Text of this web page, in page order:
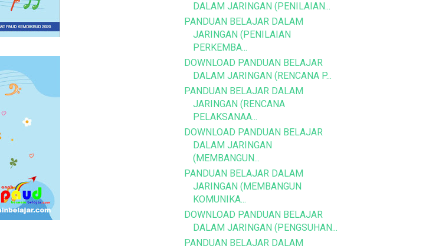
DALAM JARINGAN (PENILAIAN...
PANDUAN BELAJAR DALAM
JARINGAN (PENILAIAN
PERKEMBA...
DOWNLOAD PANDUAN BELAJAR
DALAM JARINGAN (RENCANA P...
PANDUAN BELAJAR DALAM
JARINGAN (RENCANA
PELAKSANAA...
DOWNLOAD PANDUAN BELAJAR
DALAM JARINGAN
(MEMBANGUN...
PANDUAN BELAJAR DALAM
JARINGAN (MEMBANGUN
KOMUNIKA...
DOWNLOAD PANDUAN BELAJAR
DALAM JARINGAN (PENGSUHAN...
PANDUAN BELAJAR DALAM